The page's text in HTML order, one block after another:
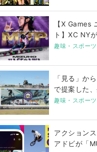
【X Games
ト】XC NY
趣味・スポーツ
「見る」か
で提案した
趣味・スポーツ
アクション
アドビが「